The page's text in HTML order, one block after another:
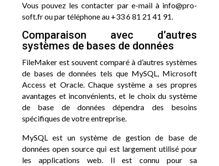
Vous pouvez les contacter par e-mail à info@pro-
soft.fr ou par téléphone au +33 6 81 21 41 91.
Comparaison avec d’autres
systèmes de bases de données
FileMaker est souvent comparé à d’autres systèmes
de bases de données tels que MySQL, Microsoft
Access et Oracle. Chaque système a ses propres
avantages et inconvénients, et le choix du système
de base de données dépendra des besoins
spécifiques de votre entreprise.
MySQL est un système de gestion de base de
données open source qui est largement utilisé pour
les applications web. Il est connu pour sa